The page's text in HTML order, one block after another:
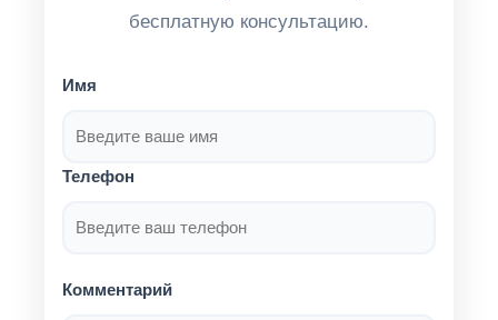
бесплатную консультацию.
Имя
Телефон
Комментарий